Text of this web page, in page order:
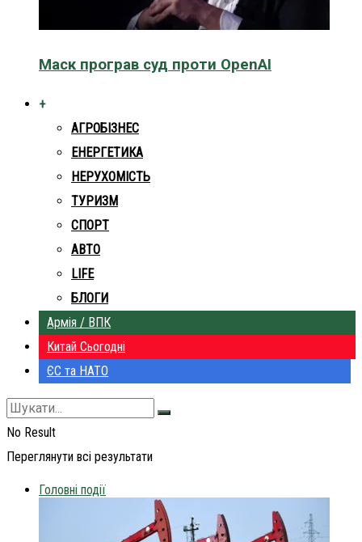
Маск програв суд проти OpenAI
+
АГРОБІЗНЕС
ЕНЕРГЕТИКА
НЕРУХОМІСТЬ
ТУРИЗМ
СПОРТ
АВТО
LIFE
БЛОГИ
Армія / ВПК
Китай Сьогодні
ЄС та НАТО
No Result
Переглянути всі результати
Головні події